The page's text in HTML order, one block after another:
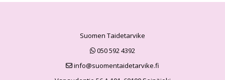
Suomen Taidetarvike
050 592 4392
info@suomentaidetarvike.fi